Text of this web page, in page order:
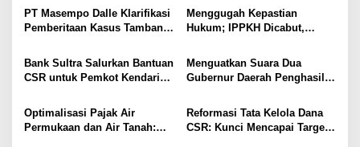
p
o
s
Lingkungan dan Air Bersih
PT Masempo Dalle Klarifikasi
Pemberitaan Kasus Tambang,
Verifikasi Informasi
Menggugah Kepastian
Hukum; IPPKH Dicabut,
Bank Sultra Salurkan Bantuan
CSR untuk Pemkot Kendari
Sultra
Menguatkan Suara Dua
Gubernur Daerah Penghasil
Pengelolaan SDA
Dikembalikan ke Daerah
Optimalisasi Pajak Air
Permukaan dan Air Tanah:
Reformasi Tata Kelola Dana
CSR: Kunci Mencapai Target